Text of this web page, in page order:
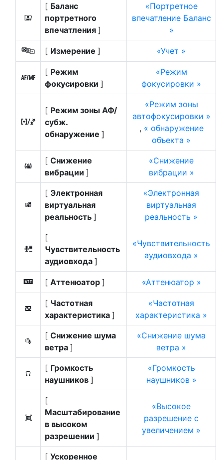
i
[ Баланс
портретного
впечатления ]
Портретное
впечатление Баланс
w [ Измерение ] Учет
s
[ Режим
фокусировки ]
Режим
фокусировки
7
[ Режим зоны АФ/
субж.
обнаружение ]
Режим зоны
автофокусировки
,
обнаружение
объекта
u
[ Снижение
вибрации ]
Снижение
вибрации
4
[ Электронная
виртуальная
реальность ]
Электронная
виртуальная
реальность
H
[
Чувствительность
аудиовхода ]
Чувствительность
аудиовхода
5 [ Аттенюатор ] Аттенюатор
6
[ Частотная
характеристика ]
Частотная
характеристика
7
[ Снижение шума
ветра ]
Снижение шума
ветра
8
[ Громкость
наушников ]
Громкость
наушников
H
[
Масштабирование
в высоком
разрешении ]
Высокое
разрешение с
увеличением
[ Ускоренное